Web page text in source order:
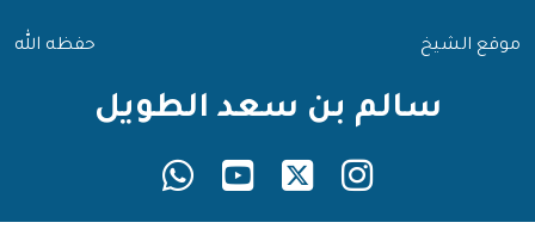
موقع الشيخ حفظه الله
سالم بن سعد الطويل